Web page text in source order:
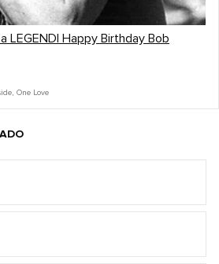
LEGEND| Happy Birthday Bob
, One Love